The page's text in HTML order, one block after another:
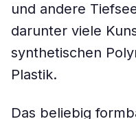
und andere
darunter viele
synthetischen
Plastik.
Das beliebig